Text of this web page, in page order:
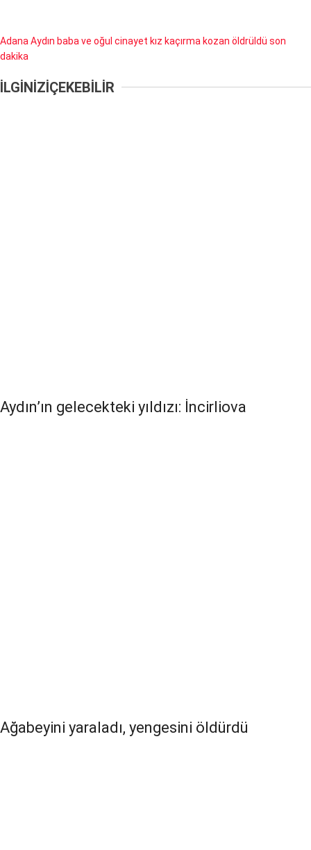
Adana Aydın baba ve oğul cinayet kız kaçırma kozan öldrüldü son
dakika
İLGİNİZİÇEKEBİLİR
Aydın’ın gelecekteki yıldızı: İncirliova
Ağabeyini yaraladı, yengesini öldürdü